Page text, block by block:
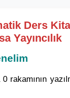
Ders
Yayıncılık
rakamının